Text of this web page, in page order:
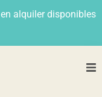
alquiler disponibles